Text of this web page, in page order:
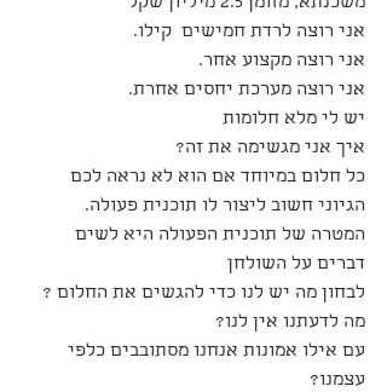
אני רוצה לרדת חמישים  קילו.
אני רוצה מקצוע אחר.
אני רוצה מערכת יחסים אחרת.
יש לי מלא חלומות
איך אני מגשימה את זה?
כל חלום במיוחד אם הוא לא נראה לכם
הגיוני חשוב ליצור לו תוכנית פעולה.
המטרה של תוכנית הפעולה היא לשים
דברים על השולחן
לבחון מה יש לנו כדי להגשים את החלום ?
מה לדעתנו אין לנו?
עם אילו אמונות אנחנו מסתובבים כלפי
עצמנו?